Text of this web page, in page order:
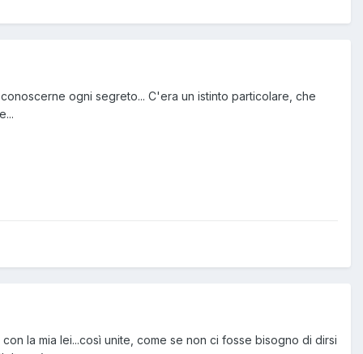
ogni segreto... C'era un istinto particolare, che
la mia lei...così unite, come se non ci fosse bisogno di dirsi